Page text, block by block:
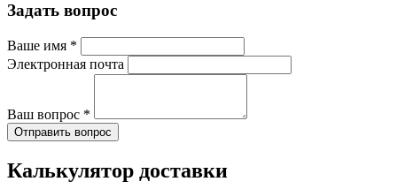
Задать вопрос
Ваше имя *
Электронная почта
Ваш вопрос *
Отправить вопрос
Калькулятор доставки